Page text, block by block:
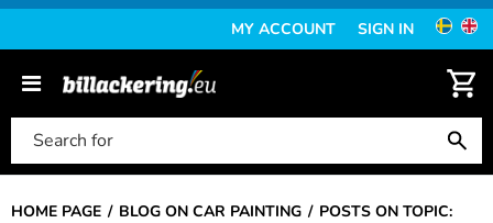
MY ACCOUNT SIGN IN
HOME PAGE BLOG ON CAR PAINTING
POSTS ON TOPIC: